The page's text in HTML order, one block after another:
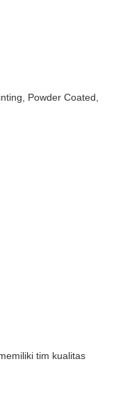
Powder Coated,
tim kualitas